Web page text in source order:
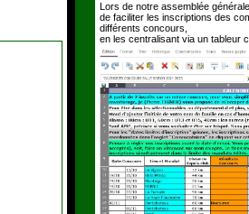
Lors de notre assemblée
de faciliter les inscriptions des
différents concours,
en les centralisant via un tableur